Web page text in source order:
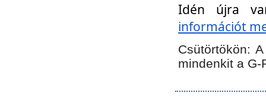
Idén újra
információt
Csütörtökön:A
mindenkit a G-